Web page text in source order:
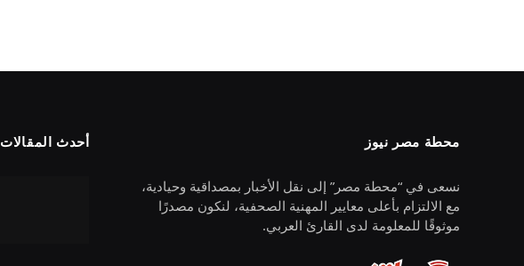
محطة مصر نيوز
نسعى في “محطة مصر” إلى نقل الأخبار بمصداقية وحيادية،
مع الالتزام بأعلى معايير المهنية الصحفية، لنكون مصدرًا
موثوقًا للمعلومة لدى القارئ العربي.
أحدث المقالات